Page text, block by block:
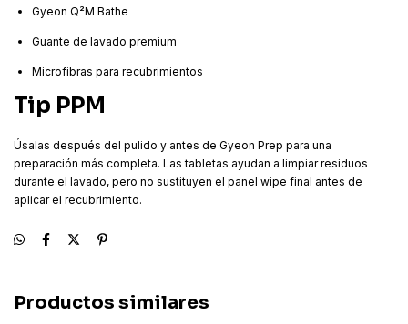
Gyeon Q²M Bathe
Guante de lavado premium
Microfibras para recubrimientos
Tip PPM
Úsalas después del pulido y antes de Gyeon Prep para una
preparación más completa. Las tabletas ayudan a limpiar residuos
durante el lavado, pero no sustituyen el panel wipe final antes de
aplicar el recubrimiento.
Productos similares